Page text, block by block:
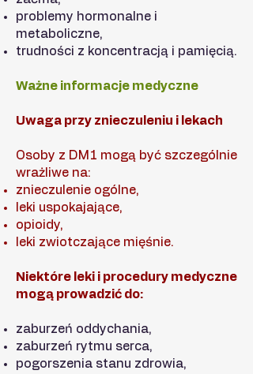
problemy hormonalne i
metaboliczne,
trudności z koncentracją i pamięcią.
Ważne informacje medyczne
Uwaga przy znieczuleniu i lekach
Osoby z DM1 mogą być szczególnie
wrażliwe na:
znieczulenie ogólne,
leki uspokajające,
opioidy,
leki zwiotczające mięśnie.
Niektóre leki i procedury medyczne
mogą prowadzić do:
zaburzeń oddychania,
zaburzeń rytmu serca,
pogorszenia stanu zdrowia,